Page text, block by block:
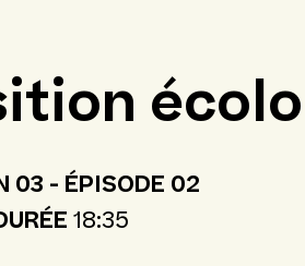
03 - ÉPISODE 02
18:35